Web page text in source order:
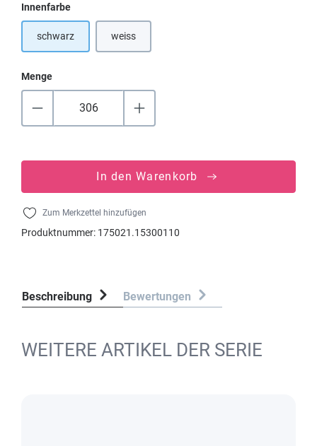
Innenfarbeauswählen
schwarz weiss(Diese Option ist zurzeit nicht verfügbar.)
Menge
In den Warenkorb
Zum Merkzettel hinzufügen
Produktnummer: 175021.15300110
Beschreibung Bewertungen
WEITERE ARTIKEL DER SERIE